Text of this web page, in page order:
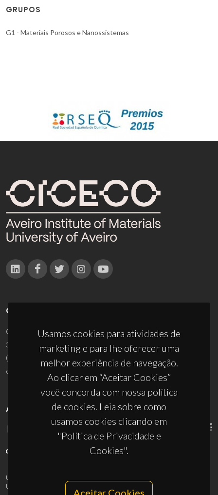
GRUPOS
G1 - Materiais Porosos e Nanossistemas
Usamos cookies para atividades de
marketing e para lhe oferecer uma
melhor experiência de navegação.
Ao clicar em “Aceitar Cookies”
você concorda com nossa política
de cookies. Leia sobre como
usamos cookies clicando em
"Política de Privacidade e
Cookies".
Aceitar Cookies
CONTACTOS
Campus Universitário de Santiago
3810-193 Aveiro - Portugal
(+351) 234 370 200
ciceco@ua.pt
APOIOS
UID/PRR/50011/2025
UID/PRR2/50011/2025
10.54499/UID/PRR2/50011/2025